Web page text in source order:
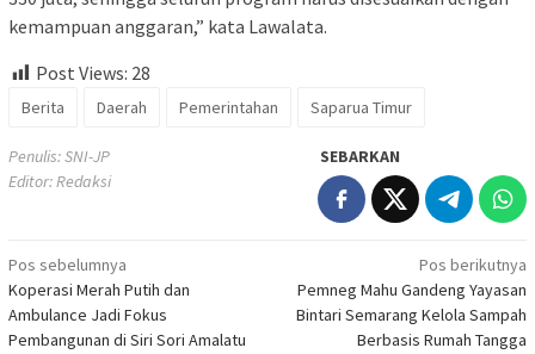
kemampuan anggaran,” kata Lawalata.
Post Views: 28
Berita Daerah Pemerintahan Saparua Timur
Penulis: SNI-JP
Editor: Redaksi
SEBARKAN
Navigasi
pos
Pos sebelumnya
Koperasi Merah Putih dan
Ambulance Jadi Fokus
Pembangunan di Siri Sori Amalatu
Pos berikutnya
Pemneg Mahu Gandeng Yayasan
Bintari Semarang Kelola Sampah
Berbasis Rumah Tangga